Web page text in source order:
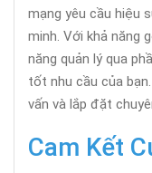
mạng yêu cầu hiệu
minh. Với khả năng
năng quản lý qua
tốt nhu cầu của
vấn và lắp đặt
Cam Kết